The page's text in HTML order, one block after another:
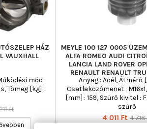
HÁZ
VAUXHALL
mód :
Tömeg [kg] :
Ft
MEYLE 100 127 0005
ALFA ROMEO AUDI
LANCIA LAND ROVER
RENAULT RENAULT
Anyag : Acél, Átmérő
Csatlakozómenet :
[mm] : 159, Szűrő kivitel :
szűrő
Ár
4 011 Ft 4 718